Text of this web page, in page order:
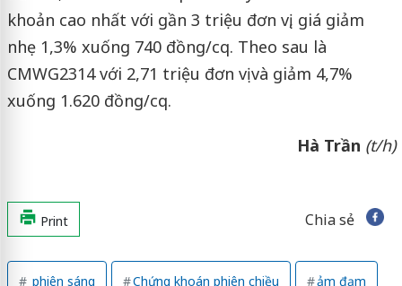
khoản cao nhất với gần 3 triệu đơn vị, giá giảm
nhẹ 1,3% xuống 740 đồng/cq. Theo sau là
CMWG2314 với 2,71 triệu đơn vị và giảm 4,7%
xuống 1.620 đồng/cq.
Hà Trần (t/h)
Print Chia sẻ
phiên sáng Chứng khoán phiên chiều ảm đạm